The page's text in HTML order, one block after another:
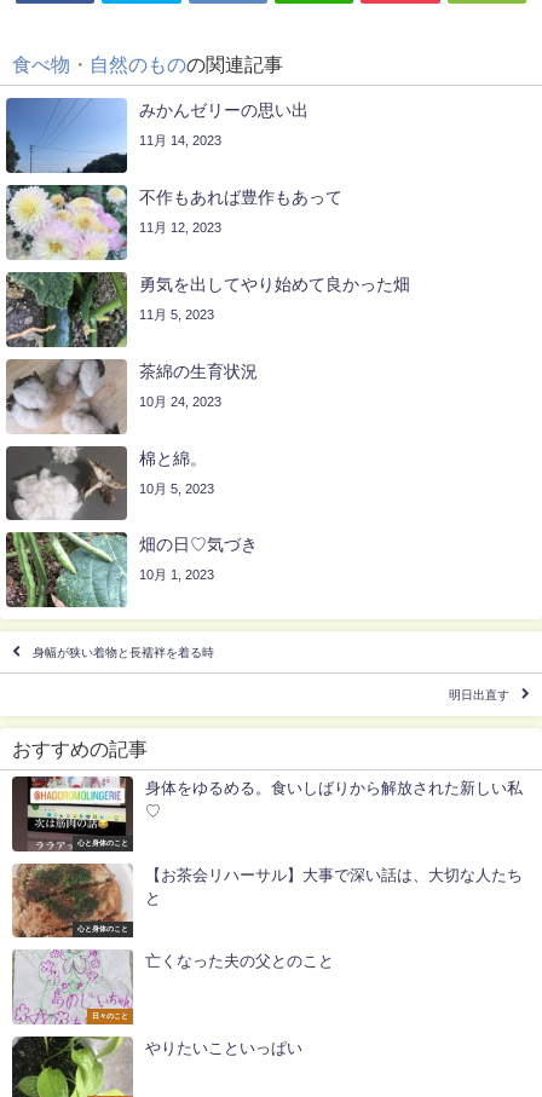
食べ物・自然のものの関連記事
みかんゼリーの思い出
11月 14, 2023
不作もあれば豊作もあって
11月 12, 2023
勇気を出してやり始めて良かった畑
11月 5, 2023
茶綿の生育状況
10月 24, 2023
棉と綿。
10月 5, 2023
畑の日♡気づき
10月 1, 2023
身幅が狭い着物と長襦袢を着る時
明日出直す
おすすめの記事
心と身体のこと
身体をゆるめる。食いしばりから解放された新しい私
♡
心と身体のこと
【お茶会リハーサル】大事で深い話は、大切な人たち
と
日々のこと
亡くなった夫の父とのこと
やりたいこといっぱい